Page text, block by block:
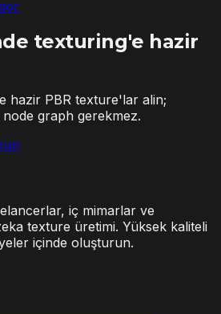
texturing'e hazir
hazir PBR texture'lar alin;
graph gerekmez.
iç mimarlar ve
texture üretimi. Yüksek kaliteli
içinde oluşturun.